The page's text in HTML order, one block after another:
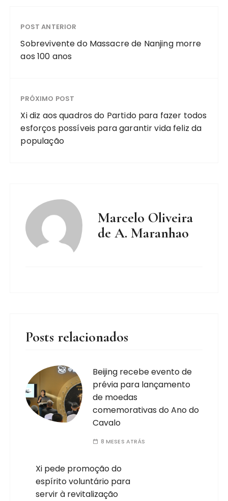
POST ANTERIOR
Sobrevivente do Massacre de Nanjing morre
aos 100 anos
PRÓXIMO POST
Xi diz aos quadros do Partido para fazer todos
esforços possíveis para garantir vida feliz da
população
Marcelo Oliveira
de A. Maranhao
Posts relacionados
Beijing recebe evento de
prévia para lançamento
de moedas
comemorativas do Ano do
Cavalo
8 MESES ATRÁS
Xi pede promoção do
espírito voluntário para
servir à revitalização